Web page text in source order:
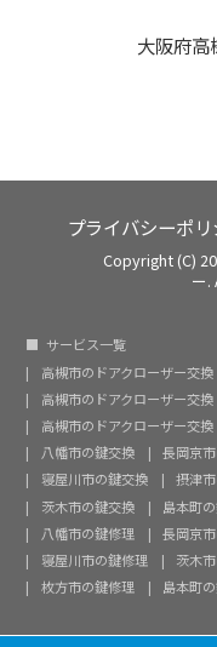
大阪府
プライバシーポリ
Copyright (C)
ー.
サービス一覧
高槻市のドアクローザー交換
高槻市のドアクローザー交換
高槻市のドアクローザー交換
八幡市の鍵交換
長岡京
寝屋川市の鍵交換
摂津
茨木市の鍵交換
島本町
八幡市の鍵修理
長岡京
寝屋川市の鍵修理
茨木
枚方市の鍵修理
島本町